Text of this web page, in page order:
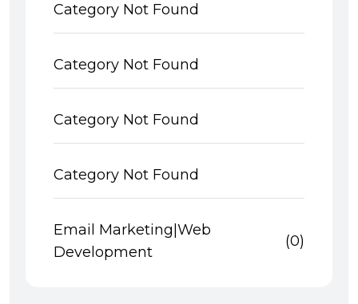
Category Not Found
Category Not Found
Category Not Found
Category Not Found
Email Marketing|Web
Development
(0)